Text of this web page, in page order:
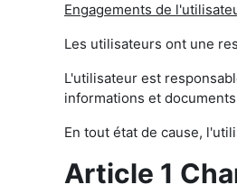
Engagements de
Les utilisateurs ont une
L'utilisateur est
informations et
En tout état de cause,
Article 1